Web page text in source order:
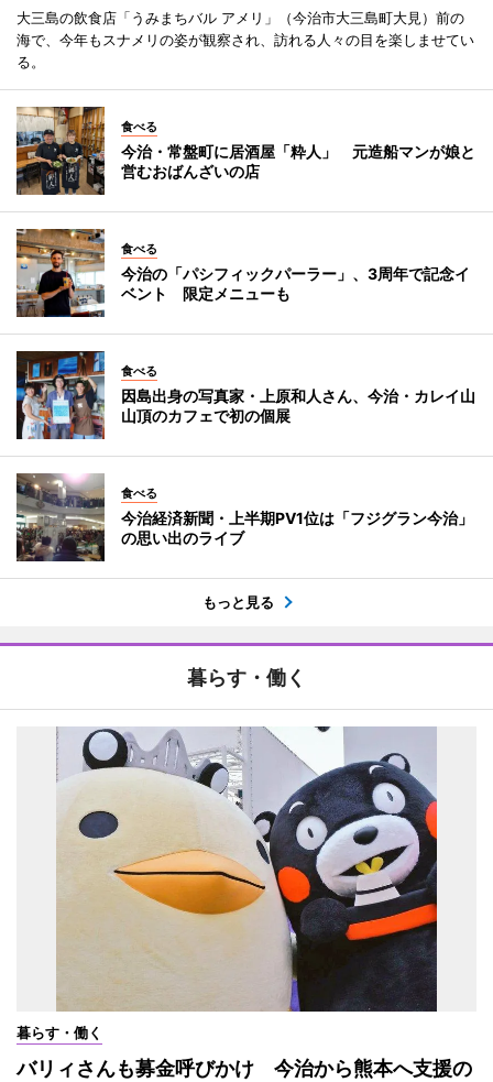
大三島の飲食店「うみまちバル アメリ」（今治市大三島町大見）前の
海で、今年もスナメリの姿が観察され、訪れる人々の目を楽しませてい
る。
食べる
今治・常盤町に居酒屋「粋人」 元造船マンが娘と
営むおばんざいの店
食べる
今治の「パシフィックパーラー」、3周年で記念イ
ベント 限定メニューも
食べる
因島出身の写真家・上原和人さん、今治・カレイ山
山頂のカフェで初の個展
食べる
今治経済新聞・上半期PV1位は「フジグラン今治」
の思い出のライブ
もっと見る
暮らす・働く
暮らす・働く
バリィさんも募金呼びかけ 今治から熊本へ支援の